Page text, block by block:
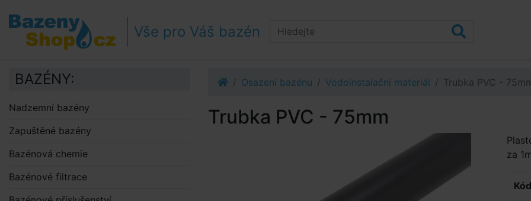
Přejít na obsah
Přejít k postrannímu sloupci
Klávesové zkratky
Vše pro Váš bazén
Osazení bazénu Vodoinstalační materiál Trubka PVC -
Trubka PVC - 75mm
za
BAZÉNY:
Nadzemní bazény
Zapuštěné bazény
Bazénová chemie
Bazénové filtrace